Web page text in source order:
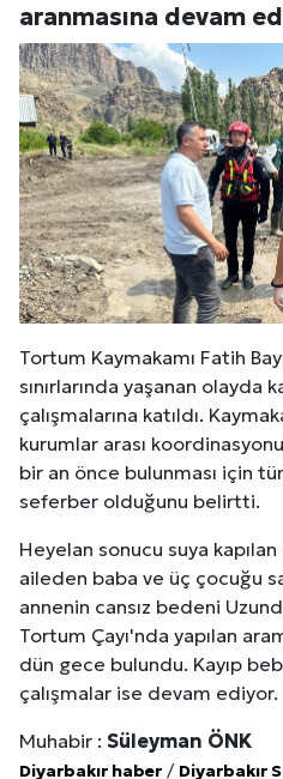
aranmasına devam
Tortum Kaymakamı Fatih
sınırlarında yaşanan olayda
çalışmalarına katıldı.
kurumlar arası
bir an önce bulunması için
seferber olduğunu belirtti.
Heyelan sonucu suya
aileden baba ve üç çocuğu
annenin cansız bedeni
Tortum Çayı'nda yapılan
dün gece bulundu. Kayıp
çalışmalar ise devam ediyor.
Muhabir : Süleyman ÖNK
Diyarbakır haber / Diyarbakır